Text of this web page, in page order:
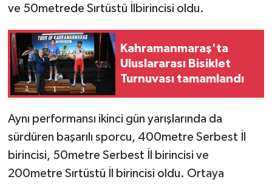
ve 50metrede Sırtüstü İlbirincisi oldu.
Kahramanmaraş'ta
Uluslararası Bisiklet
Turnuvası tamamlandı
Aynı performansı ikinci gün yarışlarında da
sürdüren başarılı sporcu, 400metre Serbest İl
birincisi, 50metre Serbest İl birincisi ve
200metre Sırtüstü İl birincisi oldu. Ortaya